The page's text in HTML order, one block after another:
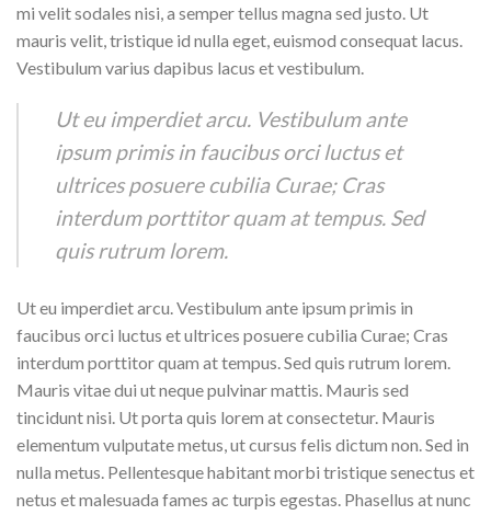
mi velit sodales nisi, a semper tellus magna sed justo. Ut
mauris velit, tristique id nulla eget, euismod consequat lacus.
Vestibulum varius dapibus lacus et vestibulum.
Ut eu imperdiet arcu. Vestibulum ante
ipsum primis in faucibus orci luctus et
ultrices posuere cubilia Curae; Cras
interdum porttitor quam at tempus. Sed
quis rutrum lorem.
Ut eu imperdiet arcu. Vestibulum ante ipsum primis in
faucibus orci luctus et ultrices posuere cubilia Curae; Cras
interdum porttitor quam at tempus. Sed quis rutrum lorem.
Mauris vitae dui ut neque pulvinar mattis. Mauris sed
tincidunt nisi. Ut porta quis lorem at consectetur. Mauris
elementum vulputate metus, ut cursus felis dictum non. Sed in
nulla metus. Pellentesque habitant morbi tristique senectus et
netus et malesuada fames ac turpis egestas. Phasellus at nunc